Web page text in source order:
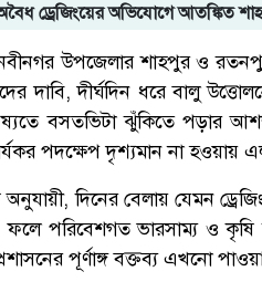
ড্রেজিংয়ের অভিযোগে আতঙ্কিত
নবীনগর উপজেলার শাহপুর ও
দাবি, দীর্ঘদিন ধরে বালু
বসতভিটা ঝুঁকিতে পড়ার
পদক্ষেপ দৃশ্যমান না হওয়ায়
অনুযায়ী, দিনের বেলায় যেমন
ফলে পরিবেশগত ভারসাম্য ও
পূর্ণাঙ্গ বক্তব্য এখনো